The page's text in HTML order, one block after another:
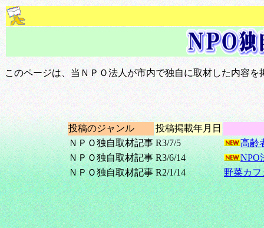
このページは、当ＮＰＯ法人が市内で独自に取材した内容を
投稿のジャンル
投稿掲載年月日
ＮＰＯ独自取材記事 R3/7/5
高齢
ＮＰＯ独自取材記事 R3/6/14
NPO
ＮＰＯ独自取材記事 R2/1/14 野菜カフ